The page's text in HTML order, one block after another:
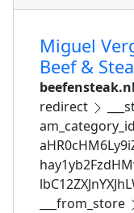
Miguel
Beef &
beefensteak.nl
redirect
am_category_id
___from_store